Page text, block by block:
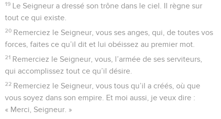
19 Le Seigneur a dressé son trône dans le ciel. Il règne sur
tout ce qui existe.
20 Remerciez le Seigneur, vous ses anges, qui, de toutes vos
forces, faites ce qu’il dit et lui obéissez au premier mot.
21 Remerciez le Seigneur, vous, l’armée de ses serviteurs,
qui accomplissez tout ce qu’il désire.
22 Remerciez le Seigneur, vous tous qu’il a créés, où que
vous soyez dans son empire. Et moi aussi, je veux dire :
« Merci, Seigneur. »